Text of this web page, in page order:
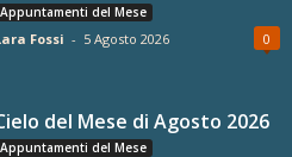
Appuntamenti del Mese
Fossi - 5 Agosto 2026 0
del Mese di Agosto 2026
Appuntamenti del Mese